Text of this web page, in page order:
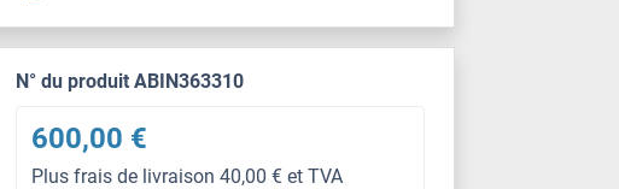
N° du produit ABIN363310
600,00 €
Plus frais de livraison 40,00 € et TVA